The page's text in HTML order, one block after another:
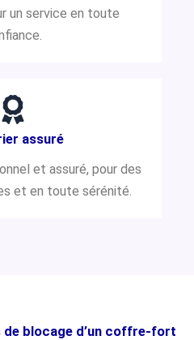
un service en toute
assuré
et assuré, pour des
et en toute sérénité.
blocage d’un coffre-fort